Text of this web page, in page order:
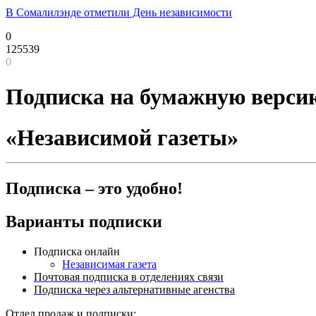
В Сомалилэнде отметили День независимости
0
125539
0
Подписка на бумажную
«Независимой газеты»
Подписка – это удобно!
Варианты подписки
Подписка онлайн
Независимая газета
Почтовая подписка в отделениях связи
Подписка через альтернативные агенства
Отдел продаж и подписки: